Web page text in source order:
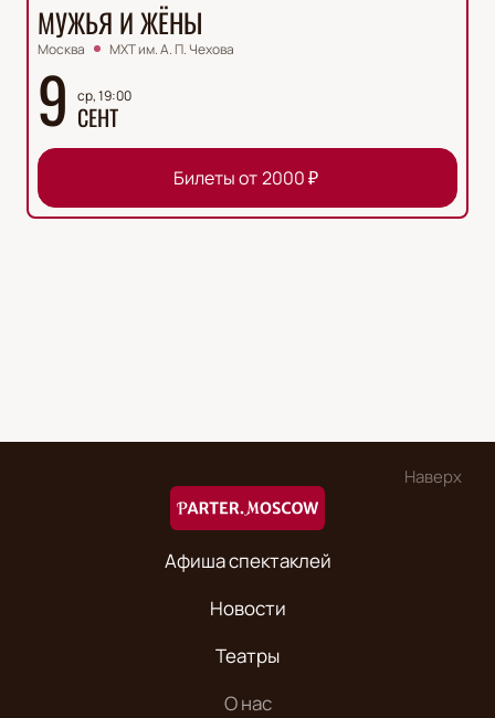
МУЖЬЯ И ЖЁНЫ
Москва МХТ им. А. П. Чехова
9 ср, 19:00
СЕНТ
Билеты от 2000₽
Наверх
Афиша спектаклей
Новости
Театры
О нас